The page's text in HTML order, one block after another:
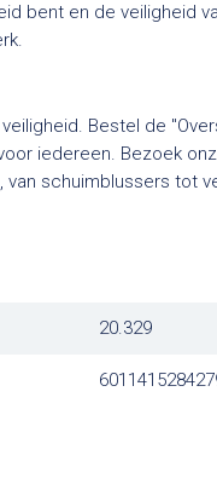
bent en de veiligheid
Bestel de
iedereen. Bezoek
schuimblussers tot
20.329